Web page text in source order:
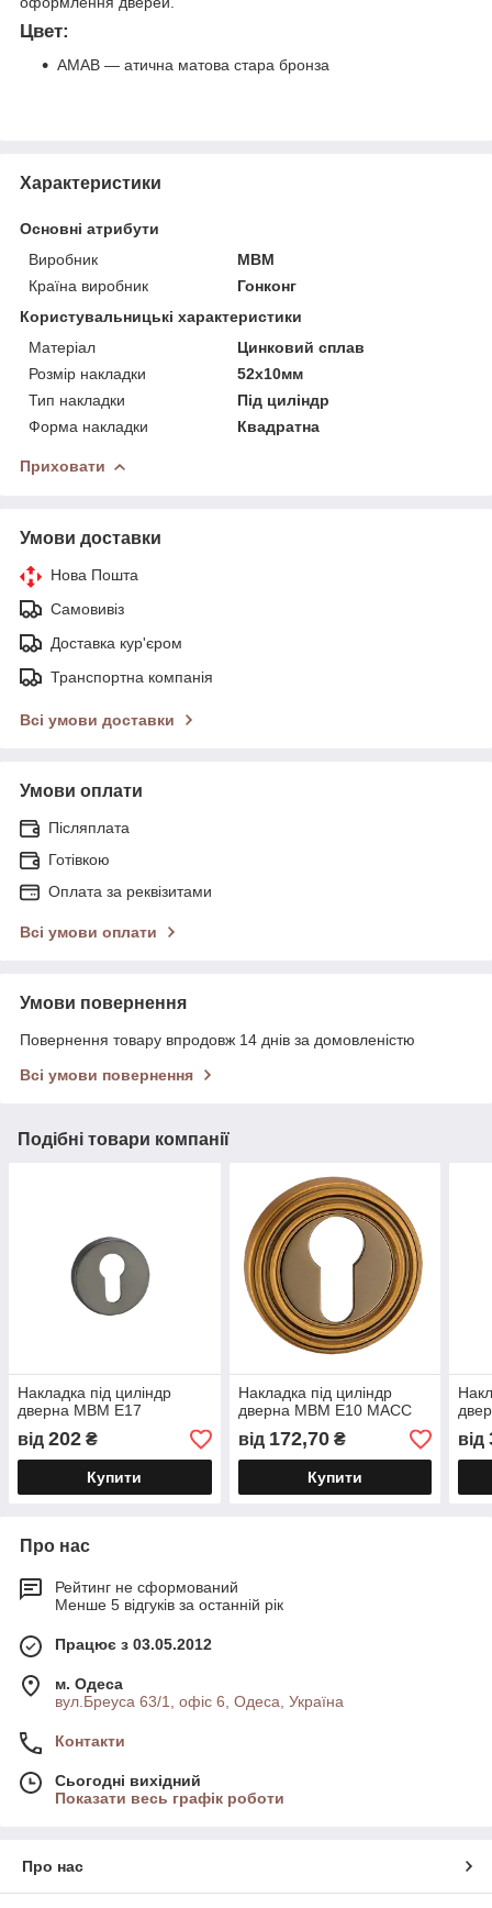
Цвет:
AMAB — атична матова стара бронза
Характеристики
Основні атрибути
Виробник
МВМ
Країна виробник
Гонконг
Користувальницькі характеристики
Матеріал
Цинковий сплав
Розмір накладки
52х10мм
Тип накладки
Під циліндр
Форма накладки
Квадратна
Приховати
Умови доставки
Нова Пошта
Самовивіз
Доставка кур'єром
Транспортна компанія
Всі умови доставки
Умови оплати
Післяплата
Готівкою
Оплата за реквізитами
Всі умови оплати
Умови повернення
Повернення товару впродовж 14 днів за домовленістю
Всі умови повернення
Подібні товари компанії
Накладка під циліндр
дверна МВМ E17
від 202 ₴
Купити
Накладка під циліндр
дверна МВМ E10 MACC
від 172,70₴
Купити
від
Про нас
Рейтинг не сформований
Менше 5 відгуків за останній рік
Працює з 03.05.2012
м. Одеса
вул.Бреуса 63/1, офіс 6, Одеса, Україна
Контакти
Сьогодні вихідний
Показати весь графік роботи
Про нас